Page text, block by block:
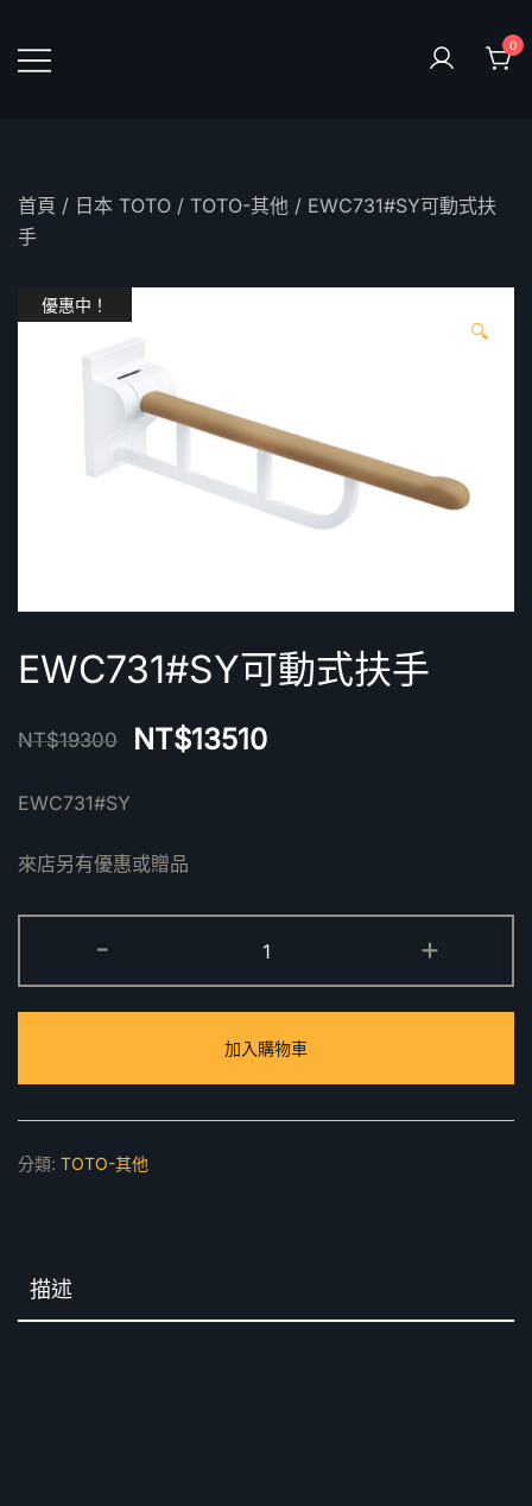
content
0
首頁 / 日本 TOTO / TOTO-其他 / EWC731#SY可動式扶
手
優惠中！
🔍
EWC731#SY可動式扶手
NT$19300 NT$13510
EWC731#SY
來店另有優惠或贈品
-
可
動
扶
手
數
+
加入購物車
分類: TOTO-其他
描述